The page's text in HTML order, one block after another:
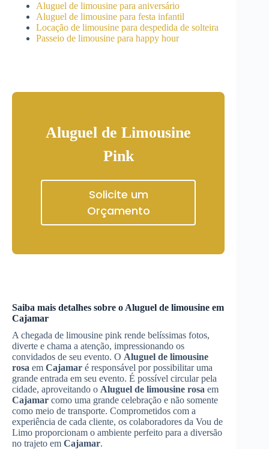
Aluguel de limousine para aniversário
Aluguel de limousine para festa infantil
Locação de limousine para despedida de solteira
Passeio de limousine para happy hour
Aluguel de Limousine
Pink
Solicite um
Orçamento
Saiba mais detalhes sobre o Aluguel de limousine em
Cajamar
A chegada de limousine pink rende belíssimas fotos,
diverte e chama a atenção, impressionando os
convidados de seu evento. O Aluguel de limousine
rosa em Cajamar é responsável por possibilitar uma
grande entrada em seu evento. É possível circular pela
cidade, aproveitando o Aluguel de limousine rosa em
Cajamar como uma grande celebração e não somente
como meio de transporte. Comprometidos com a
experiência de cada cliente, os colaboradores da Vou de
Limo proporcionam o ambiente perfeito para a diversão
no trajeto em Cajamar.